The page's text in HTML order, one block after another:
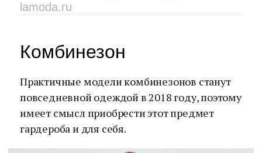
lamoda.ru
Комбинезон
Практичные модели комбинезонов станут
повседневной одеждой в 2018 году, поэтому
имеет смысл приобрести этот предмет
гардероба и для себя.